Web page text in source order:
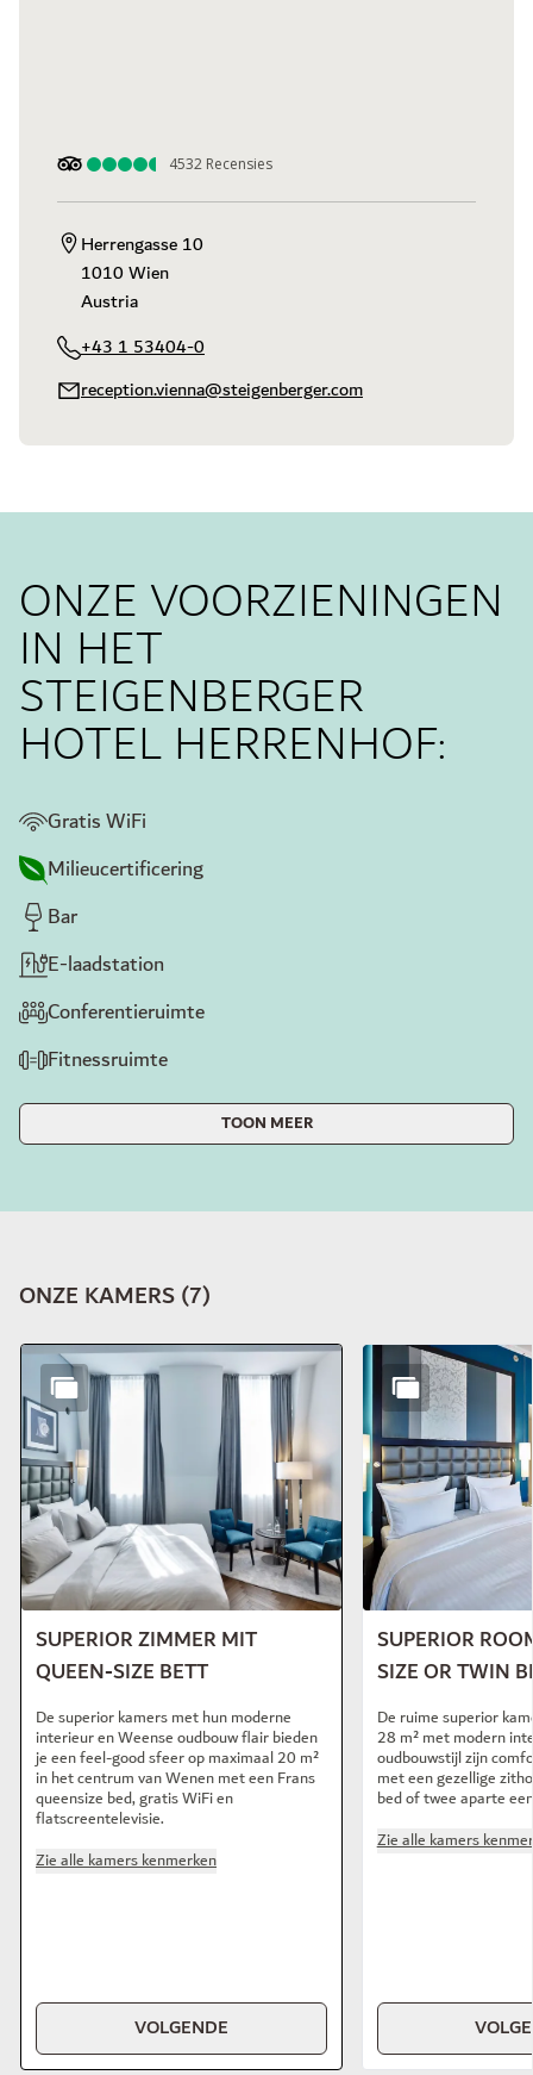
4532 Recensies
Herrengasse 10
1010 Wien
Austria
+43 1 53404-0
reception.vienna@steigenberger.com
ONZE VOORZIENINGEN
IN HET
STEIGENBERGER
HOTEL HERRENHOF:
Gratis WiFi
Milieucertificering
Bar
E-laadstation
Conferentieruimte
Fitnessruimte
TOON MEER
ONZE KAMERS(7)
Dia 1 van 7
SUPERIOR ZIMMER MIT
QUEEN-SIZE BETT
De superior kamers met hun moderne
interieur en Weense oudbouw flair bieden
je een feel-good sfeer op maximaal 20 m²
in het centrum van Wenen met een Frans
queensize bed, gratis WiFi en
flatscreentelevisie.
Zie alle kamers kenmerken
VOLGENDE
SUPERIOR
SIZE OR TWIN
De ruime superior
28 m² met modern
oudbouwstijl zijn
met een gezellige
bed of twee aparte
Zie alle kamers